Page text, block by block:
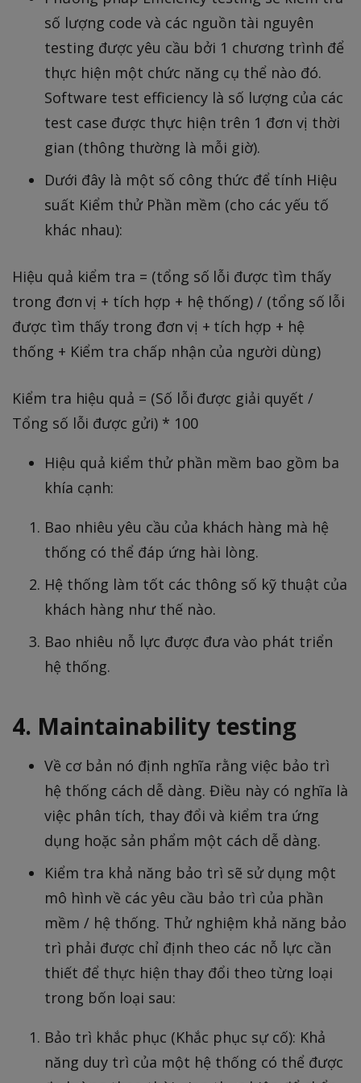
số lượng code và các nguồn tài nguyên
testing được yêu cầu bởi 1 chương trình để
thực hiện một chức năng cụ thể nào đó.
Software test efficiency là số lượng của các
test case được thực hiện trên 1 đơn vị thời
gian (thông thường là mỗi giờ).
Dưới đây là một số công thức để tính Hiệu
suất Kiểm thử Phần mềm (cho các yếu tố
khác nhau):
Hiệu quả kiểm tra = (tổng số lỗi được tìm thấy
trong đơn vị + tích hợp + hệ thống) / (tổng số lỗi
được tìm thấy trong đơn vị + tích hợp + hệ
thống + Kiểm tra chấp nhận của người dùng)
Kiểm tra hiệu quả = (Số lỗi được giải quyết /
Tổng số lỗi được gửi) * 100
Hiệu quả kiểm thử phần mềm bao gồm ba
khía cạnh:
Bao nhiêu yêu cầu của khách hàng mà hệ
thống có thể đáp ứng hài lòng.
Hệ thống làm tốt các thông số kỹ thuật của
khách hàng như thế nào.
Bao nhiêu nỗ lực được đưa vào phát triển
hệ thống.
4. Maintainability testing
Về cơ bản nó định nghĩa rằng việc bảo trì
hệ thống cách dễ dàng. Điều này có nghĩa là
việc phân tích, thay đổi và kiểm tra ứng
dụng hoặc sản phẩm một cách dễ dàng.
Kiểm tra khả năng bảo trì sẽ sử dụng một
mô hình về các yêu cầu bảo trì của phần
mềm / hệ thống. Thử nghiệm khả năng bảo
trì phải được chỉ định theo các nỗ lực cần
thiết để thực hiện thay đổi theo từng loại
trong bốn loại sau:
Bảo trì khắc phục (Khắc phục sự cố): Khả
năng duy trì của một hệ thống có thể được